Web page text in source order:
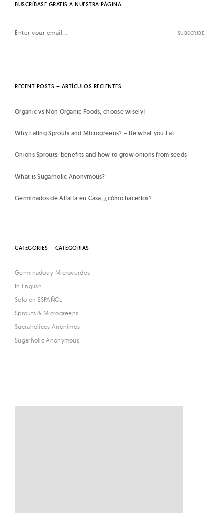
BUSCRÍBASE GRATIS A NUESTRA PÁGINA
RECENT POSTS – ARTÍCULOS RECIENTES
Organic vs Non Organic Foods, choose wisely!
Why Eating Sprouts and Microgreens? – Be what you Eat
Onions Sprouts: benefits and how to grow onions from seeds
What is Sugarholic Anonymous?
Germinados de Alfalfa en Casa, ¿cómo hacerlos?
CATEGORIES – CATEGORIAS
Germinados y Microverdes
In English
Sólo en ESPAÑOL
Sprouts & Microgreens
Sucrahólicos Anónimos
Sugarholic Anonymous